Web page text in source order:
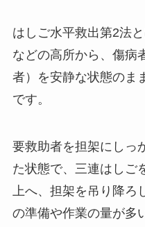
はしご水平救出第2法
などの高所から、傷病
者）を安静な状態のま
です。
要救助者を担架にしっ
た状態で、三連はしご
上へ、担架を吊り降ろ
の準備や作業の量が多